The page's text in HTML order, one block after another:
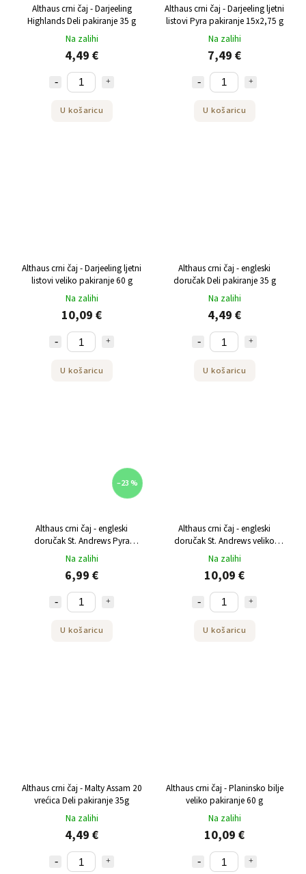
Althaus crni čaj - Darjeeling
Highlands Deli pakiranje 35 g
Na zalihi
4,49 €
U košaricu
Althaus crni čaj - Darjeeling ljetni
listovi Pyra pakiranje 15x2,75 g
Na zalihi
7,49 €
U košaricu
Althaus crni čaj - Darjeeling ljetni
listovi veliko pakiranje 60 g
Na zalihi
10,09 €
U košaricu
Althaus crni čaj - engleski
doručak Deli pakiranje 35 g
Na zalihi
4,49 €
U košaricu
–23 %
Althaus crni čaj - engleski
doručak St. Andrews Pyra
pakiranje 15x2,75 g
Na zalihi
6,99 €
U košaricu
Althaus crni čaj - engleski
doručak St. Andrews veliko
pakiranje 60 g
Na zalihi
10,09 €
U košaricu
Althaus crni čaj - Malty Assam 20
vrećica Deli pakiranje 35g
Na zalihi
4,49 €
Althaus crni čaj - Planinsko bilje
veliko pakiranje 60 g
Na zalihi
10,09 €